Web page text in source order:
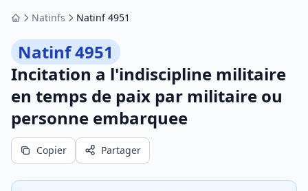
AccueilNatinfs Natinf 4951
Natinf 4951
Incitation a l'indiscipline militaire
en temps de paix par militaire ou
personne embarquee
Copier Partager